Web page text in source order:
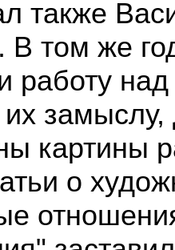
также
В том же
работу
их
картины
о